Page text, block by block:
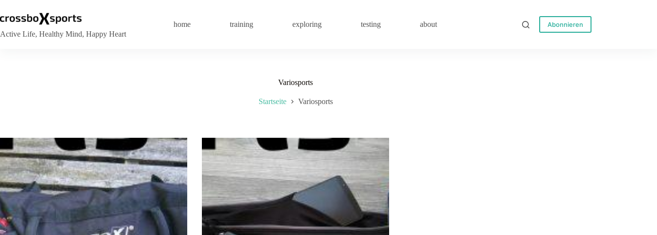
springen
Active Life, Healthy Mind, Happy Heart
home training exploring testing about Abonnieren
Variosports
Startseite Variosports